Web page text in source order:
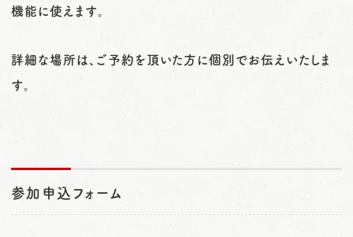
機能に使えます。
詳細な場所は、ご予約を頂いた方に個別でお伝えいたしま
す。
参加申込フォーム